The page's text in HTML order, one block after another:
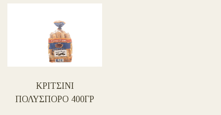
ΚΡΙΤΣΙΝΙ
ΠΟΛΥΣΠΟΡΟ 400ΓΡ